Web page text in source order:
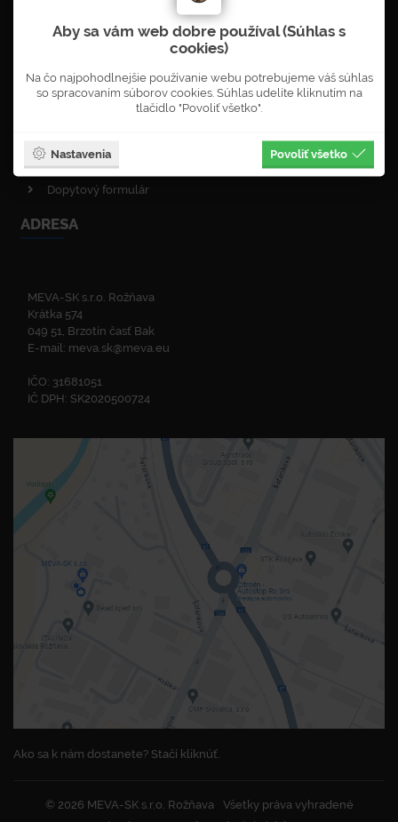
Objednávka newsletterů
Obnova lesa
Enviromentálna politika
ISO certifikáty
Zelená linka
Dopytový formulár
ADRESA
MEVA-SK s.r.o. Rožňava
Krátka 574
049 51, Brzotín časť Bak
E-mail: meva.sk@meva.eu
IČO: 31681051
IČ DPH: SK2020500724
Ako sa k nám dostanete? Stačí kliknúť.
© 2026 MEVA-SK s.r.o. Rožňava
Všetky práva vyhradené
Aby sa vám web dobre používal (Súhlas s
cookies)
Na čo najpohodlnejšie používanie webu potrebujeme váš súhlas
so spracovaním súborov cookies. Súhlas udelíte kliknutím na
tlačidlo "Povoliť všetko".
Nastavenia Povoliť všetko